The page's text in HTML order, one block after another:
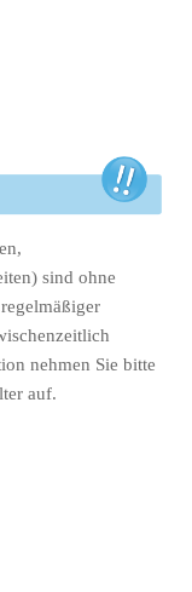
sind ohne
nehmen Sie bitte
auf.